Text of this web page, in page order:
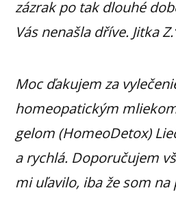
zázrak po tak dlouhé
Vás nenašla dříve. Jitka
Moc ďakujem za
homeopatickým
gelom (HomeoDetox)
a rychlá. Doporučujem
mi uľavilo, iba že som